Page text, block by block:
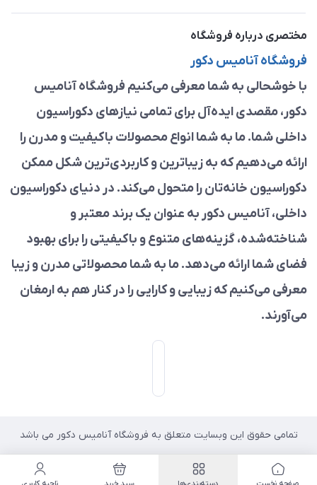
مختصری درباره فروشگاه
فروشگاه آنامیس دکور
با خوشحالی به شما معرفی می‌کنیم فروشگاه آنامیس
دکور، مقصدی ایده‌آل برای تمامی نیازهای دکوراسیون
داخلی شما. ما به شما انواع محصولات باکیفیت و مدرن را
ارائه می‌دهیم که به زیباترین و کاربردی‌ترین شکل ممکن
دکوراسیون خانه‌تان را متحول می‌کند. در دنیای دکوراسیون
داخلی، آنامیس دکور به عنوان یک برند معتبر و
شناخته‌شده، گزینه‌های متنوع و باکیفیتی را برای بهبود
فضای شما ارائه می‌دهد. ما به شما محصولاتی مدرن و زیبا
معرفی می‌کنیم که زیبایی و کارایی را در کنار هم به ارمغان
می‌آورند.
تمامی حقوق این وبسایت متعلق به فروشگاه آنامیس دکور می باشد